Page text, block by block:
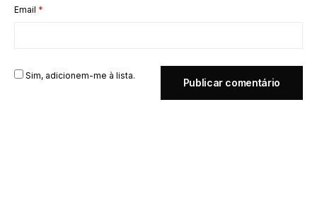
Email *
Sim, adicionem-me à lista.